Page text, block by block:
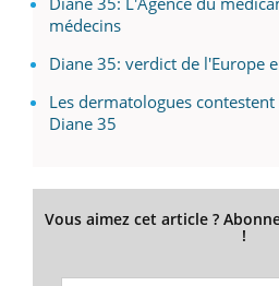
médecins
Diane 35: verdict de l'Europe
Les dermatologues
Diane 35
Vous aimez cet article ?
!